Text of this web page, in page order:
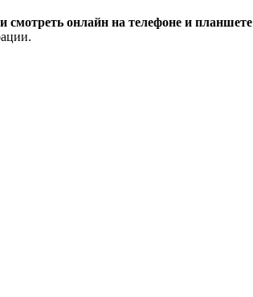
смотреть онлайн на телефоне и планшете